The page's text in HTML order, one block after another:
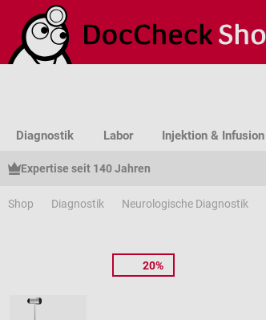
Hauptinhalt springen
Zur Suche springen
Zur Hauptnavigation springen
Diagnostik Labor Injektion & Infusion
Expertise seit 140 Jahren
Shop Diagnostik Neurologische Diagnostik
20%